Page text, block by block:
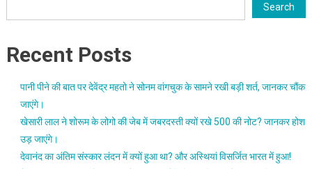
Search
Recent Posts
पानी पीने की बात पर देवेंद्र महतो ने सोनम वांगचुक के सामने रखी बड़ी शर्त, जानकर चौंक
जाएंगे।
खेसारी लाल ने शोरूम के लोगो की जेब में जबरदस्ती क्यों रखे 500 की नोट? जानकर होश
उड़ जाएंगे।
देवानंद का अंतिम संस्कार लंदन में क्यों हुआ था? और अस्थियां विसर्जित भारत में हुआ!